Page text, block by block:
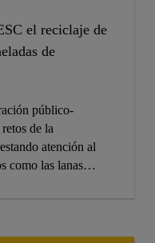
el reciclaje de
de
público-
de la
atención al
como las lanas
conocimiento y